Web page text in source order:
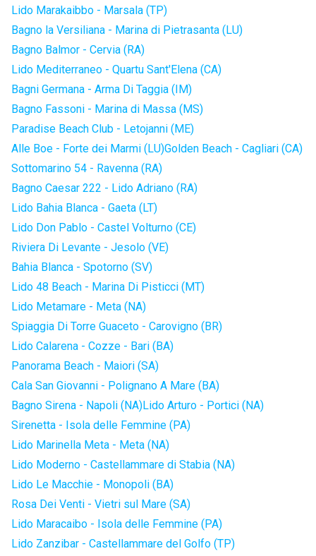
Lido Marakaibbo - Marsala (TP)
Bagno la Versiliana - Marina di Pietrasanta (LU)
Bagno Balmor - Cervia (RA)
Lido Mediterraneo - Quartu Sant'Elena (CA)
Bagni Germana - Arma Di Taggia (IM)
Bagno Fassoni - Marina di Massa (MS)
Paradise Beach Club - Letojanni (ME)
Alle Boe - Forte dei Marmi (LU)Golden Beach - Cagliari (CA)
Sottomarino 54 - Ravenna (RA)
Bagno Caesar 222 - Lido Adriano (RA)
Lido Bahia Blanca - Gaeta (LT)
Lido Don Pablo - Castel Volturno (CE)
Riviera Di Levante - Jesolo (VE)
Bahia Blanca - Spotorno (SV)
Lido 48 Beach - Marina Di Pisticci (MT)
Lido Metamare - Meta (NA)
Spiaggia Di Torre Guaceto - Carovigno (BR)
Lido Calarena - Cozze - Bari (BA)
Panorama Beach - Maiori (SA)
Cala San Giovanni - Polignano A Mare (BA)
Bagno Sirena - Napoli (NA)Lido Arturo - Portici (NA)
Sirenetta - Isola delle Femmine (PA)
Lido Marinella Meta - Meta (NA)
Lido Moderno - Castellammare di Stabia (NA)
Lido Le Macchie - Monopoli (BA)
Rosa Dei Venti - Vietri sul Mare (SA)
Lido Maracaibo - Isola delle Femmine (PA)
Lido Zanzibar - Castellammare del Golfo (TP)